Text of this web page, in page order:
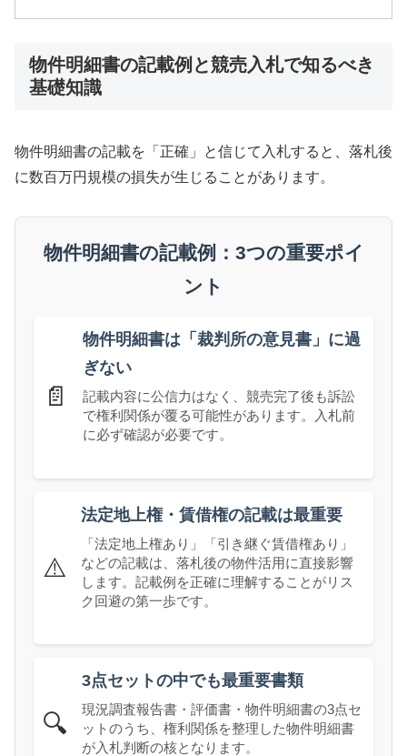
物件明細書の記載例と競売入札で知るべき
基礎知識
物件明細書の記載を「正確」と信じて入札すると、落札後
に数百万円規模の損失が生じることがあります。
物件明細書の記載例：3つの重要ポイ
ント
📄
物件明細書は「裁判所の意見書」に過
ぎない
記載内容に公信力はなく、競売完了後も訴訟
で権利関係が覆る可能性があります。入札前
に必ず確認が必要です。
⚠️
法定地上権・賃借権の記載は最重要
「法定地上権あり」「引き継ぐ賃借権あり」
などの記載は、落札後の物件活用に直接影響
します。記載例を正確に理解することがリス
ク回避の第一歩です。
🔍
3点セットの中でも最重要書類
現況調査報告書・評価書・物件明細書の3点セ
ットのうち、権利関係を整理した物件明細書
が入札判断の核となります。